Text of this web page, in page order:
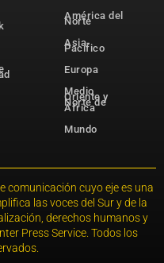
América del
Norte
Asia-
Pacífico
Europa
Medio
Oriente y
Norte de
África
Mundo
comunicación cuyo eje es una
las voces del Sur y de la
derechos humanos y
Press Service. Todos los